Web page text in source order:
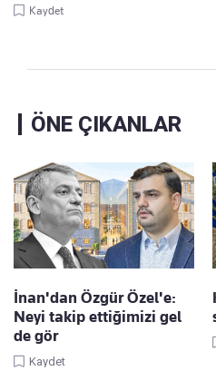
Kaydet
ÖNE ÇIKANLAR
İnan'dan Özgür Özel'e:
Neyi takip ettiğimizi gel
de gör
Kaydet